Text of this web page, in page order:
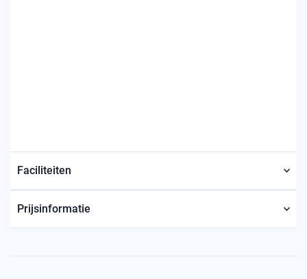
Faciliteiten
Prijsinformatie